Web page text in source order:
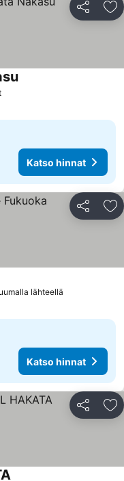
Jaa
Katso hinnat
Jaa
lähteellä
Katso hinnat
Jaa